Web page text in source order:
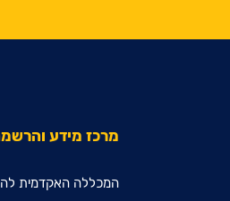
מרכז מידע
המכללה האקדמית